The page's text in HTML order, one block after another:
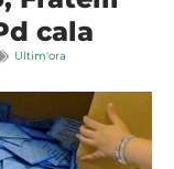
cala
Ultim'ora